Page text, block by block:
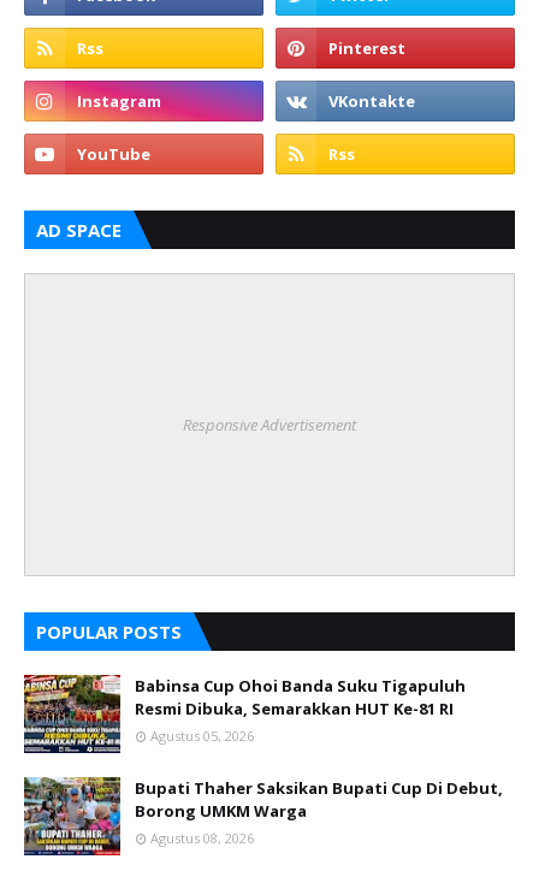
AD SPACE
Responsive Advertisement
POPULAR POSTS
Babinsa Cup Ohoi Banda Suku Tigapuluh
Resmi Dibuka, Semarakkan HUT Ke-81 RI
Agustus 05, 2026
Bupati Thaher Saksikan Bupati Cup Di Debut,
Borong UMKM Warga
Agustus 08, 2026